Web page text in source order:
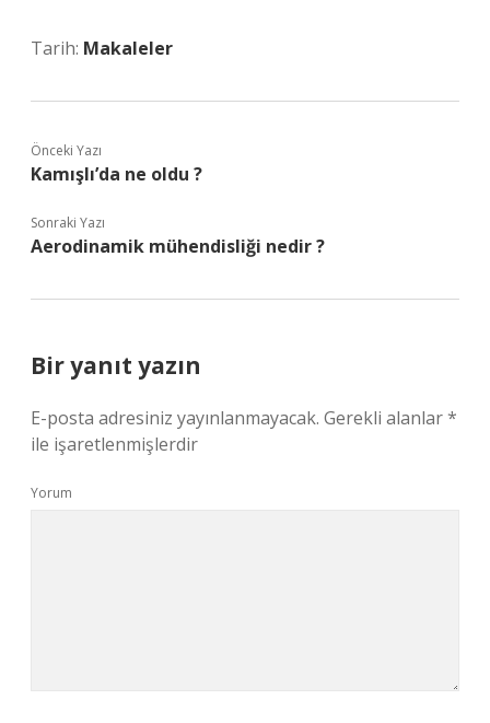
Tarih: Makaleler
Önceki Yazı
Kamışlı’da ne oldu ?
Sonraki Yazı
Aerodinamik mühendisliği nedir ?
Bir yanıt yazın
E-posta adresiniz yayınlanmayacak. Gerekli alanlar*
ile işaretlenmişlerdir
Yorum